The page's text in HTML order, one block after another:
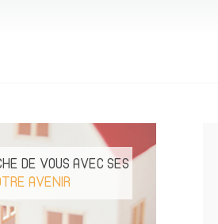
DE VOUS AVEC SES
AVENIR